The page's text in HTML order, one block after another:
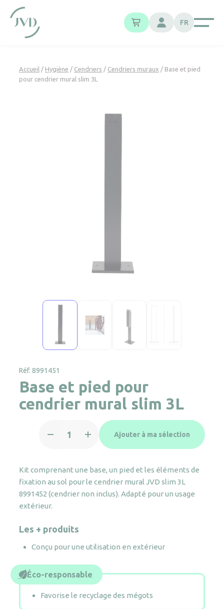
FR
Accueil / Hygiène / Cendriers / Cendriers muraux / Base et pied
pour cendrier mural slim 3L
Réf. 8991451
Base et pied pour
cendrier mural slim 3L
pied
pour
cendrier
mural
3L
Ajouter à ma sélection
Kit comprenant une base, un pied et les éléments de
fixation au sol pour le cendrier mural JVD slim 3L
8991452 (cendrier non inclus). Adapté pour un usage
extérieur.
Les + produits
Conçu pour une utilisation en extérieur
Éco-responsable
Favorise le recyclage des mégots
Panneau de gestion des cookies